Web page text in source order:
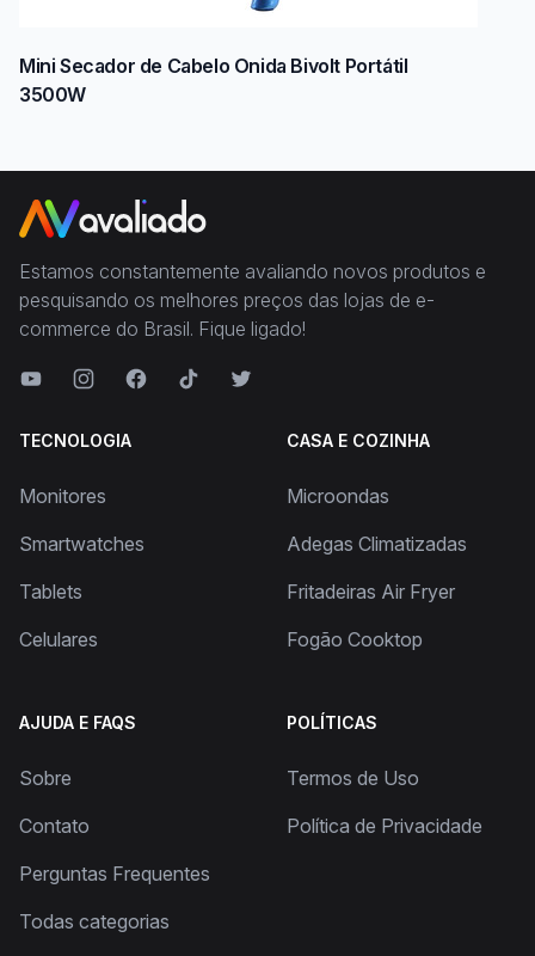
Mini Secador de Cabelo Onida Bivolt Portátil
3500W
Estamos constantemente avaliando novos produtos e
pesquisando os melhores preços das lojas de e-
commerce do Brasil. Fique ligado!
TECNOLOGIA
Monitores
Smartwatches
Tablets
Celulares
CASA E COZINHA
Microondas
Adegas Climatizadas
Fritadeiras Air Fryer
Fogão Cooktop
AJUDA E FAQS
Sobre
Contato
Perguntas Frequentes
Todas categorias
POLÍTICAS
Termos de Uso
Política de Privacidade